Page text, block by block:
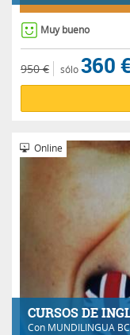
Muy bueno
950 € sólo360 €
CURSOS DE
Con MUNDILINGUA
Online